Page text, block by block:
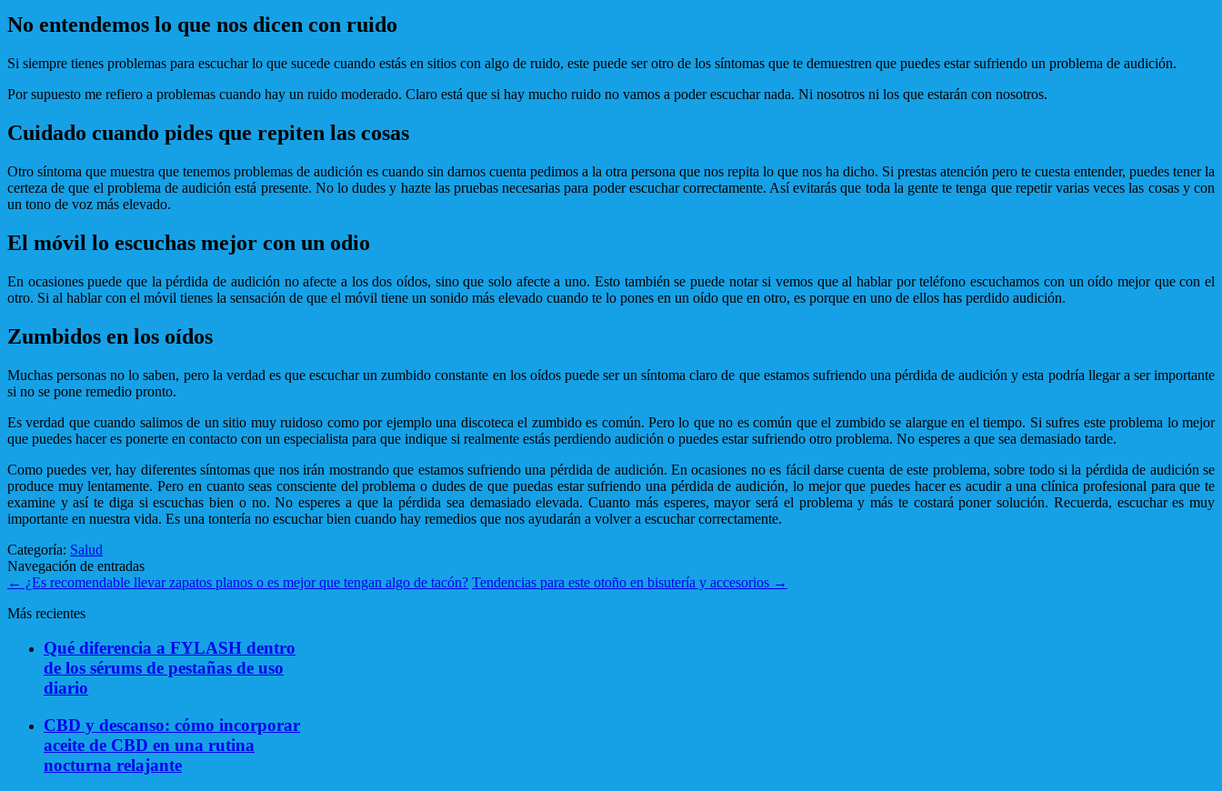
No entendemos lo que nos dicen con ruido
Si siempre tienes problemas para escuchar lo que sucede cuando estás en sitios con algo de ruido, este puede ser otro de los síntomas que te demuestren que puedes estar sufriendo un problema de audición.
Por supuesto me refiero a problemas cuando hay un ruido moderado. Claro está que si hay mucho ruido no vamos a poder escuchar nada. Ni nosotros ni los que estarán con nosotros.
Cuidado cuando pides que repiten las cosas
Otro síntoma que muestra que tenemos problemas de audición es cuando sin darnos cuenta pedimos a la otra persona que nos repita lo que nos ha dicho. Si prestas atención pero te cuesta entender, puedes tener la
certeza de que el problema de audición está presente. No lo dudes y hazte las pruebas necesarias para poder escuchar correctamente. Así evitarás que toda la gente te tenga que repetir varias veces las cosas y con
un tono de voz más elevado.
El móvil lo escuchas mejor con un odio
En ocasiones puede que la pérdida de audición no afecte a los dos oídos, sino que solo afecte a uno. Esto también se puede notar si vemos que al hablar por teléfono escuchamos con un oído mejor que con el
otro. Si al hablar con el móvil tienes la sensación de que el móvil tiene un sonido más elevado cuando te lo pones en un oído que en otro, es porque en uno de ellos has perdido audición.
Zumbidos en los oídos
Muchas personas no lo saben, pero la verdad es que escuchar un zumbido constante en los oídos puede ser un síntoma claro de que estamos sufriendo una pérdida de audición y esta podría llegar a ser importante
si no se pone remedio pronto.
Es verdad que cuando salimos de un sitio muy ruidoso como por ejemplo una discoteca el zumbido es común. Pero lo que no es común que el zumbido se alargue en el tiempo. Si sufres este problema lo mejor
que puedes hacer es ponerte en contacto con un especialista para que indique si realmente estás perdiendo audición o puedes estar sufriendo otro problema. No esperes a que sea demasiado tarde.
Como puedes ver, hay diferentes síntomas que nos irán mostrando que estamos sufriendo una pérdida de audición. En ocasiones no es fácil darse cuenta de este problema, sobre todo si la pérdida de audición se
produce muy lentamente. Pero en cuanto seas consciente del problema o dudes de que puedas estar sufriendo una pérdida de audición, lo mejor que puedes hacer es acudir a una clínica profesional para que te
examine y así te diga si escuchas bien o no. No esperes a que la pérdida sea demasiado elevada. Cuanto más esperes, mayor será el problema y más te costará poner solución. Recuerda, escuchar es muy
importante en nuestra vida. Es una tontería no escuchar bien cuando hay remedios que nos ayudarán a volver a escuchar correctamente.
Categoría: Salud
Navegación de entradas
← ¿Es recomendable llevar zapatos planos o es mejor que tengan algo de tacón? Tendencias para este otoño en bisutería y accesorios →
Más recientes
Qué diferencia a FYLASH dentro
de los sérums de pestañas de uso
diario
CBD y descanso: cómo incorporar
aceite de CBD en una rutina
nocturna relajante